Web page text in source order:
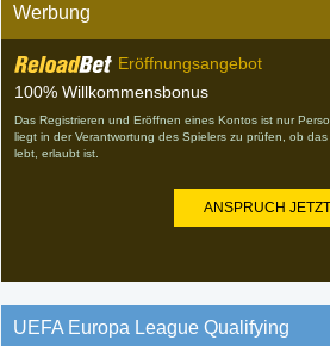
Werbung
Eröffnungsangebot
100% Willkommensbonus
Das Registrieren und Eröffnen eines Kontos ist nur
liegt in der Verantwortung des Spielers zu prüfen, ob
lebt, erlaubt ist.
ANSPRUCH JETZT
UEFA Europa League Qualifying